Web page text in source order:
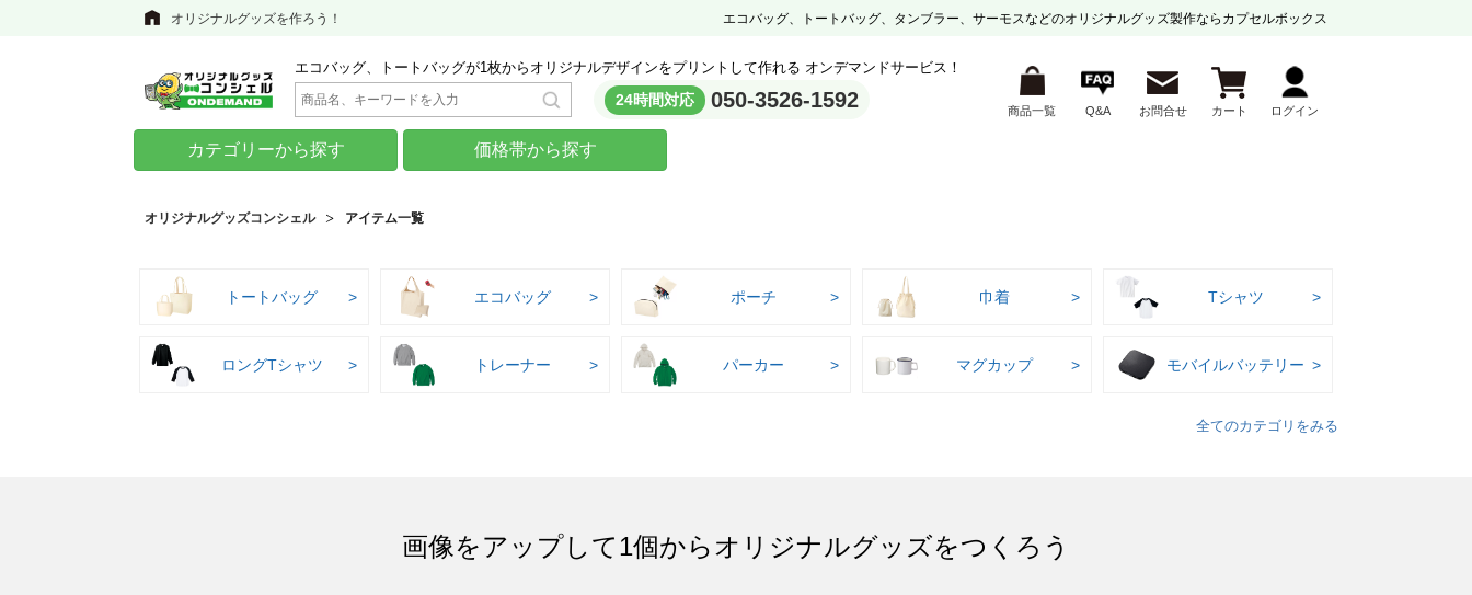
オリジナルグッズを作ろう！ エコバッグ、トートバッグ、タンブラー、サーモスなどのオリジナルグッズ製作ならカプセルボックス
エコバッグ、トートバッグが1枚からオリジナルデザインをプリントして作れる オンデマンドサービス！
24時間対応 050-3526-1592 商品一覧 Q&A お問合せ カート ログイン
カテゴリーから探す 価格帯から探す
オリジナルグッズコンシェル アイテム一覧
トートバッグ エコバッグ ポーチ 巾着 Tシャツ
ロングTシャツ トレーナー パーカー マグカップ モバイルバッテリー
全てのカテゴリをみる
画像をアップして1個からオリジナルグッズをつくろう